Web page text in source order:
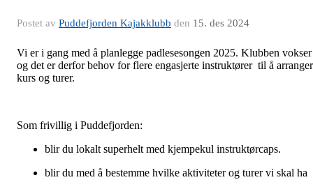
Postet av Puddefjorden Kajakklubb den 15. des 2024
Vi er i gang med å planlegge padlesesongen 2025. Klubben vokser
og det er derfor behov for flere engasjerte instruktører til å
kurs og turer.
Som frivillig i Puddefjorden:
blir du lokalt superhelt med kjempekul instruktørcaps.
blir du med å bestemme hvilke aktiviteter og turer vi skal ha